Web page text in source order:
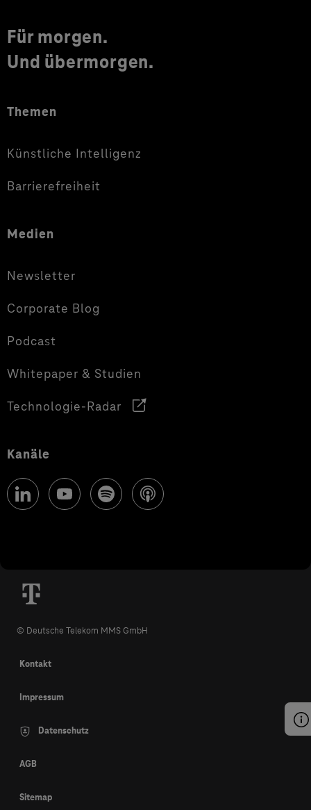
Für morgen.
Und übermorgen.
Themen
Künstliche Intelligenz
Barrierefreiheit
Medien
Newsletter
Corporate Blog
Podcast
Whitepaper & Studien
Technologie-Radar
Kanäle
© Deutsche Telekom MMS GmbH
Kontakt
Impressum
Datenschutz
AGB
Sitemap